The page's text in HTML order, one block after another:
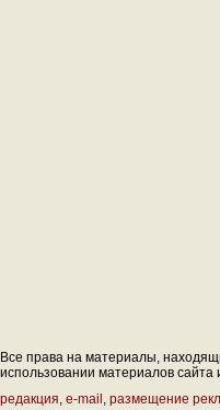
Все права на материалы,
использовании материалов сайта
редакция, e-mail , размещение